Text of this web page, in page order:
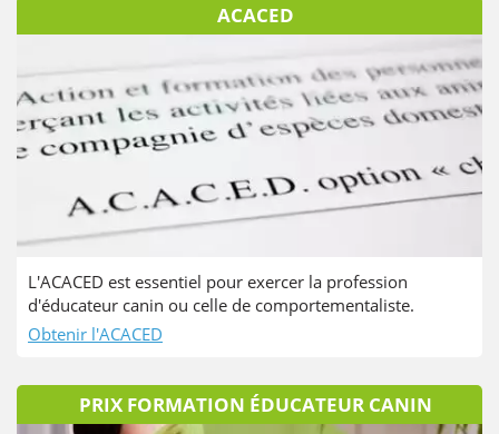
ACACED
L'ACACED est essentiel pour exercer la profession
d'éducateur canin ou celle de comportementaliste.
Obtenir l'ACACED
PRIX FORMATION ÉDUCATEUR CANIN